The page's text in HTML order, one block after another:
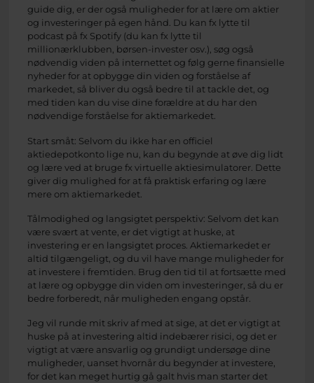
guide dig, er der også muligheder for at lære om aktier
og investeringer på egen hånd. Du kan fx lytte til
podcast på fx Spotify (du kan fx lytte til
millionærklubben, børsen-invester osv.), søg også
nødvendig viden på internettet og følg gerne finansielle
nyheder for at opbygge din viden og forståelse af
markedet, så bliver du også bedre til at tackle det, og
med tiden kan du vise dine forældre at du har den
nødvendige forståelse for aktiemarkedet.
Start småt: Selvom du ikke har en officiel
aktiedepotkonto lige nu, kan du begynde at øve dig lidt
og lære ved at bruge fx virtuelle aktiesimulatorer. Dette
giver dig mulighed for at få praktisk erfaring og lære
mere om aktiemarkedet.
Tålmodighed og langsigtet perspektiv: Selvom det kan
være svært at vente, er det vigtigt at huske, at
investering er en langsigtet proces. Aktiemarkedet er
altid tilgængeligt, og du vil have mange muligheder for
at investere i fremtiden. Brug den tid til at fortsætte med
at lære og opbygge din viden om investeringer, så du er
bedre forberedt, når muligheden engang opstår.
Jeg vil runde mit skriv af med at sige, at det er vigtigt at
huske på at investering altid indebærer risici, og det er
vigtigt at være ansvarlig og grundigt undersøge dine
muligheder, uanset hvornår du begynder at investere,
for det kan meget hurtig gå galt hvis man starter det